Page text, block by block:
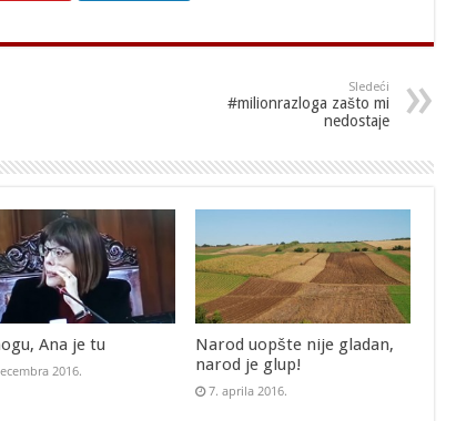
Sledeći
#milionrazloga zašto mi
nedostaje
Ana je tu
2016.
Narod uopšte nije gladan,
narod je glup!
7. aprila 2016.